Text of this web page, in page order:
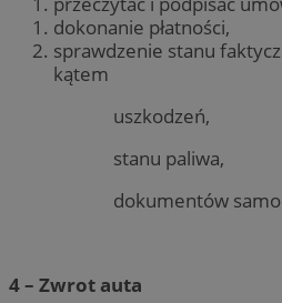
dokonanie płatności,
sprawdzenie stanu
kątem
uszkodzeń,
stanu paliwa,
dokumentów
4 – Zwrot auta